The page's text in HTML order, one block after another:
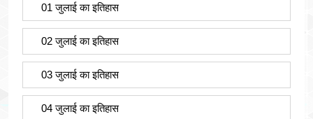
01 जुलाई का इतिहास
02 जुलाई का इतिहास
03 जुलाई का इतिहास
04 जुलाई का इतिहास